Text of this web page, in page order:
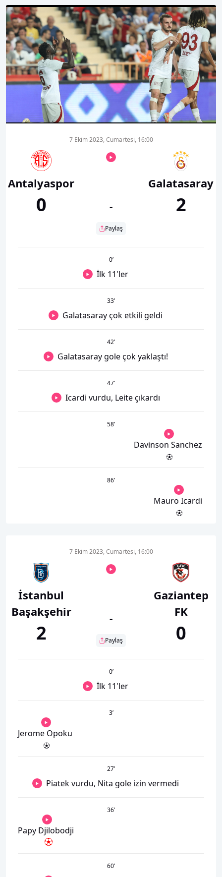
00:00
Antalyaspor
0
7 Ekim 2023, Cumartesi, 16:00
-
Paylaş
Galatasaray
2
0’
İlk 11'ler
33’
Galatasaray çok etkili geldi
42’
Galatasaray gole çok yaklaştı!
47’
Icardi vurdu, Leite çıkardı
58’
Davinson Sanchez
86’
Mauro Icardi
İstanbul
Başakşehir
2
7 Ekim 2023, Cumartesi, 16:00
-
Paylaş
Gaziantep
FK
0
0’
İlk 11'ler
3’
Jerome Opoku
27’
Piatek vurdu, Nita gole izin vermedi
36’
Papy Djilobodji
60’